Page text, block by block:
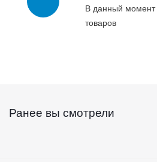
В данный момент
товаров
Ранее вы смотрели